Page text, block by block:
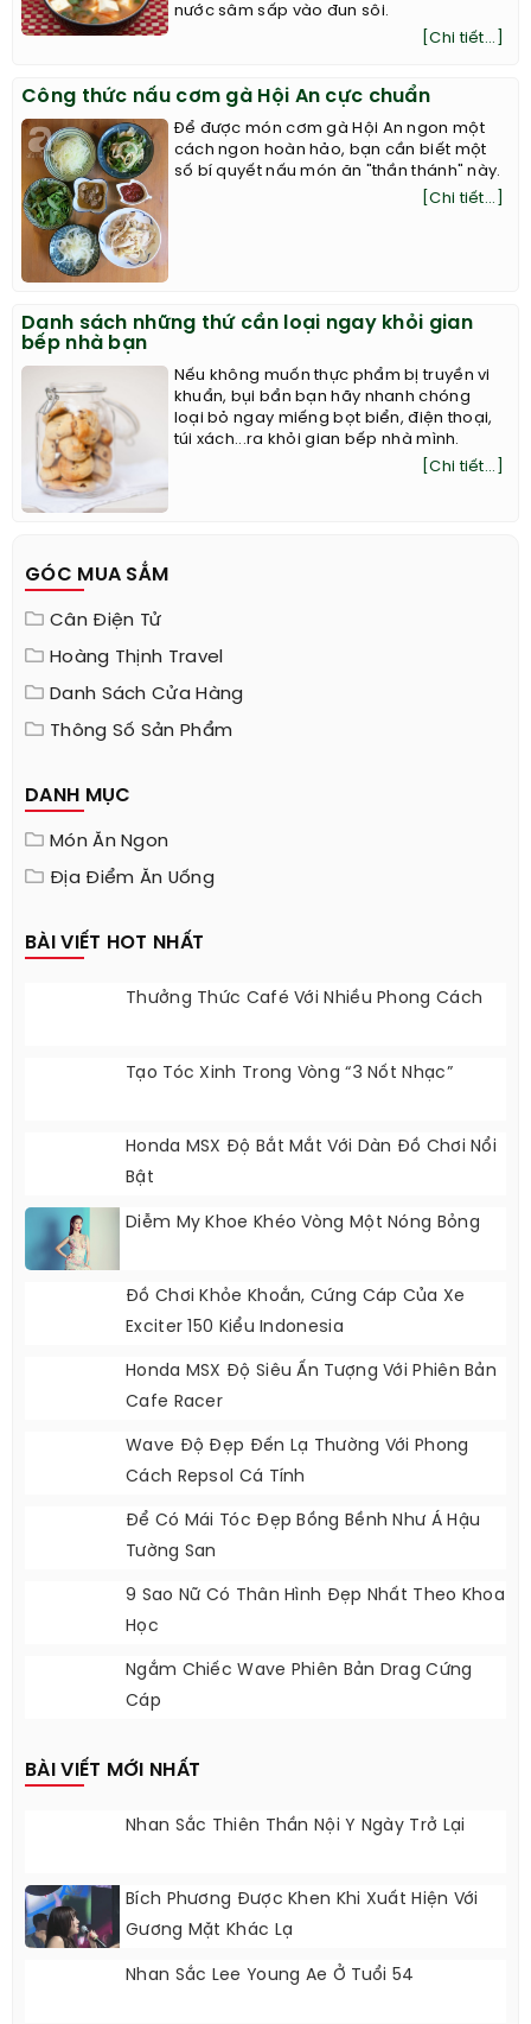
nước sâm sấp vào đun sôi.
[Chi tiết...]
Công thức nấu cơm gà Hội An cực chuẩn
Để được món cơm gà Hội An ngon một
cách ngon hoàn hảo, bạn cần biết một
số bí quyết nấu món ăn "thần thánh" này.
[Chi tiết...]
Danh sách những thứ cần loại ngay khỏi gian
bếp nhà bạn
Nếu không muốn thực phẩm bị truyền vi
khuẩn, bụi bẩn bạn hãy nhanh chóng
loại bỏ ngay miếng bọt biển, điện thoại,
túi xách...ra khỏi gian bếp nhà mình.
[Chi tiết...]
GÓC MUA SẮM
Cân Điện Tử
Hoàng Thịnh Travel
Danh Sách Cửa Hàng
Thông Số Sản Phẩm
DANH MỤC
Món Ăn Ngon
Địa Điểm Ăn Uống
BÀI VIẾT HOT NHẤT
Thưởng Thức Café Với Nhiều Phong Cách
Tạo Tóc Xinh Trong Vòng “3 Nốt Nhạc”
Honda MSX Độ Bắt Mắt Với Dàn Đồ Chơi Nổi
Bật
Diễm My Khoe Khéo Vòng Một Nóng Bỏng
Đồ Chơi Khỏe Khoắn, Cứng Cáp Của Xe
Exciter 150 Kiểu Indonesia
Honda MSX Độ Siêu Ấn Tượng Với Phiên Bản
Cafe Racer
Wave Độ Đẹp Đến Lạ Thường Với Phong
Cách Repsol Cá Tính
Để Có Mái Tóc Đẹp Bồng Bềnh Như Á Hậu
Tường San
9 Sao Nữ Có Thân Hình Đẹp Nhất Theo Khoa
Học
Ngắm Chiếc Wave Phiên Bản Drag Cứng
Cáp
BÀI VIẾT MỚI NHẤT
Nhan Sắc Thiên Thần Nội Y Ngày Trở Lại
Bích Phương Được Khen Khi Xuất Hiện Với
Gương Mặt Khác Lạ
Nhan Sắc Lee Young Ae Ở Tuổi 54